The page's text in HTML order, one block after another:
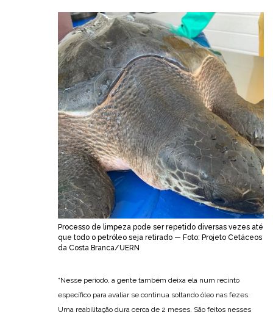
Processo de limpeza pode ser repetido diversas vezes até
que todo o petróleo seja retirado — Foto: Projeto Cetáceos
da Costa Branca/UERN
“Nesse período, a gente também deixa ela num recinto
específico para avaliar se continua soltando óleo nas fezes.
Uma reabilitação dura cerca de 2 meses. São feitos nesses